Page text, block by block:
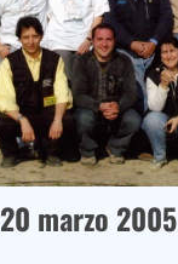
20 marzo 2005